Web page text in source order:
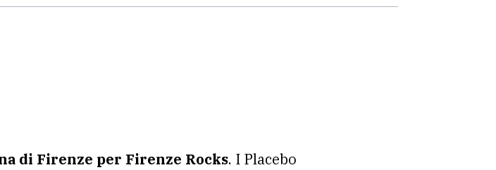
di Firenze per Firenze Rocks. I Placebo